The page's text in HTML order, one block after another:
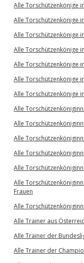
Alle Torschützenkönige
Alle Torschützenkönige
Alle Torschützenkönige
Alle Torschützenkönige
Alle Torschützenkönige
Alle Torschützenkönige
Alle Torschützenkönige
Alle
Alle
Alle
Alle
Alle
Alle
Frauen
Alle
Alle Trainer aus
Alle Trainer der
Alle Trainer der